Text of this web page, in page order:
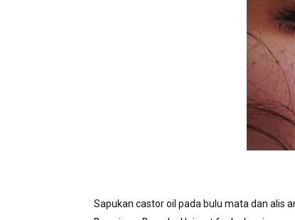
Sapukan castor oil pada bulu mata dan alis